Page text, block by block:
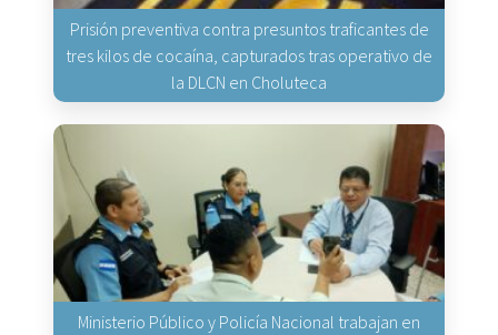
Prisión preventiva contra presuntos traficantes de
tres kilos de cocaína, capturados tras operativo de
la DLCN en Choluteca
Ministerio Público y Policía Nacional trabajan en